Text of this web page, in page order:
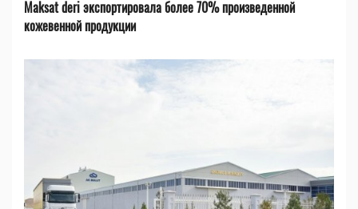
Maksat deri экспортировала более 70% произведенной
кожевенной продукции